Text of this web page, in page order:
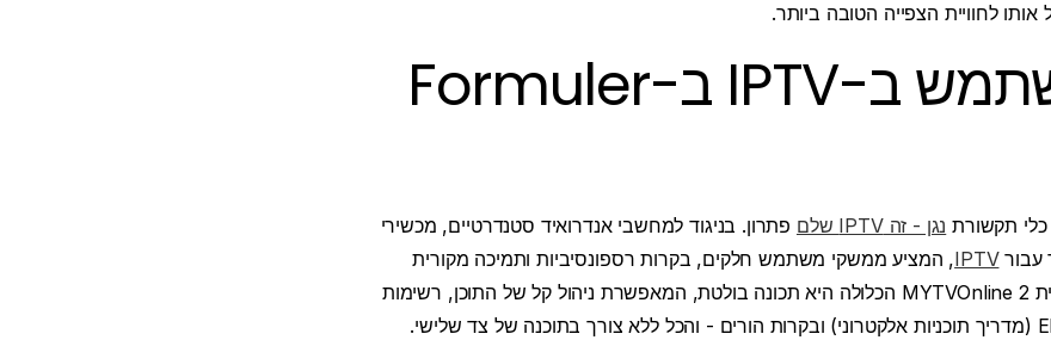
למה להשתמש ב-IPTV ב-Formuler
נגן - זה IPTV שלם
פתרון. בניגוד למחשבי אנדרואיד סטנדרטיים, מכשירי
IPTV, המציע ממשקי משתמש חלקים, בקרות רספונסיביות ותמיכה מקורית
בפורמטי IPTV. אפליקציית MYTVOnline 2 הכלולה היא תכונה בולטת, המאפשרת ניהול קל של התוכן, רשימות